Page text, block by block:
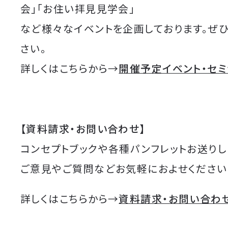
会」「お住い拝見見学会」
など様々なイベントを企画しております。ぜ
さい。
詳しくはこちらから→開催予定イベント・セ
【資料請求・お問い合わせ】
コンセプトブックや各種パンフレットお送りし
ご意見やご質問などお気軽におよせください
詳しくはこちらから→資料請求・お問い合わ